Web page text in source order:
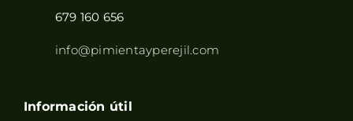
679 160 656
info@pimientayperejil.com
Información útil